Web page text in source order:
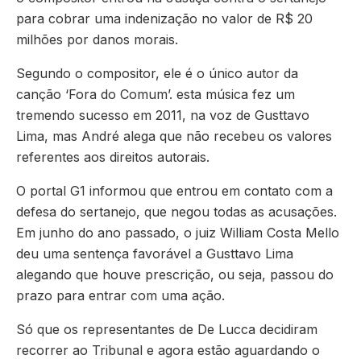
para cobrar uma indenização no valor de R$ 20
milhões por danos morais.
Segundo o compositor, ele é o único autor da
canção ‘Fora do Comum’. esta música fez um
tremendo sucesso em 2011, na voz de Gusttavo
Lima, mas André alega que não recebeu os valores
referentes aos direitos autorais.
O portal G1 informou que entrou em contato com a
defesa do sertanejo, que negou todas as acusações.
Em junho do ano passado, o juiz William Costa Mello
deu uma sentença favorável a Gusttavo Lima
alegando que houve prescrição, ou seja, passou do
prazo para entrar com uma ação.
Só que os representantes de De Lucca decidiram
recorrer ao Tribunal e agora estão aguardando o